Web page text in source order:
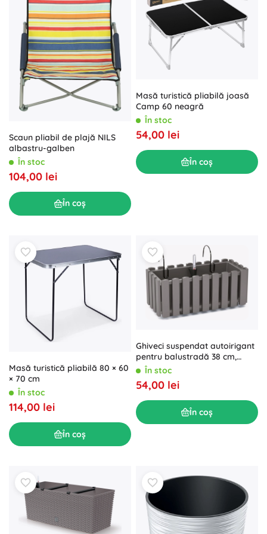
Scaun pliabil de plajă NILS
albastru-galben
În stoc
104,00 lei
În coș
Masă turistică pliabilă joasă
Camp 60 neagră
În stoc
54,00 lei
În coș
Masă turistică pliabilă 80 × 60
× 70 cm
În stoc
114,00 lei
În coș
Ghiveci suspendat autoirigant
pentru balustradă 38 cm,
piatră gri
În stoc
54,00 lei
În coș